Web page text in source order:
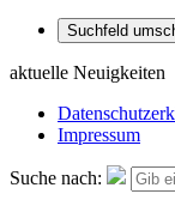
Suchfeld
aktuelle Neuigkeiten
Impressum
Suche nach: